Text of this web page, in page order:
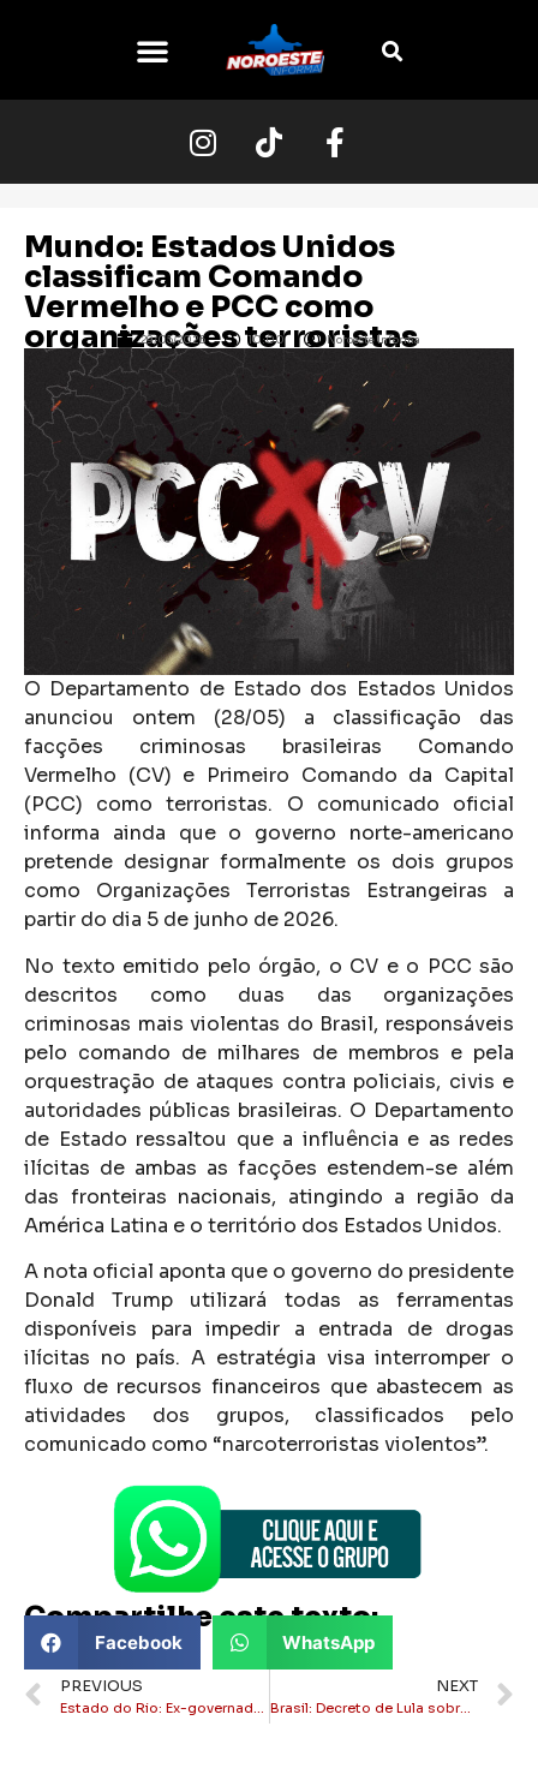
Mundo: Estados Unidos
classificam Comando
Vermelho e PCC como
organizações terroristas
29/05/2026 10:00 Noroeste Informa
O Departamento de Estado dos Estados Unidos
anunciou ontem (28/05) a classificação das
facções criminosas brasileiras Comando
Vermelho (CV) e Primeiro Comando da Capital
(PCC) como terroristas. O comunicado oficial
informa ainda que o governo norte-americano
pretende designar formalmente os dois grupos
como Organizações Terroristas Estrangeiras a
partir do dia 5 de junho de 2026.
No texto emitido pelo órgão, o CV e o PCC são
descritos como duas das organizações
criminosas mais violentas do Brasil, responsáveis
pelo comando de milhares de membros e pela
orquestração de ataques contra policiais, civis e
autoridades públicas brasileiras. O Departamento
de Estado ressaltou que a influência e as redes
ilícitas de ambas as facções estendem-se além
das fronteiras nacionais, atingindo a região da
América Latina e o território dos Estados Unidos.
A nota oficial aponta que o governo do presidente
Donald Trump utilizará todas as ferramentas
disponíveis para impedir a entrada de drogas
ilícitas no país. A estratégia visa interromper o
fluxo de recursos financeiros que abastecem as
atividades dos grupos, classificados pelo
comunicado como “narcoterroristas violentos”.
Compartilhe este texto:
Facebook WhatsApp
PREVIOUS
Estado do Rio: Ex-governador Cláudio Castro desiste de candidatura ao Senado
NEXT
Brasil: Decreto de Lula sobre redes sociais provoca debate sobre liberdade de expressão